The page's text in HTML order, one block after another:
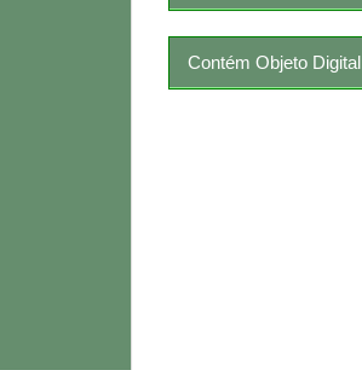
Contém Objeto Digital